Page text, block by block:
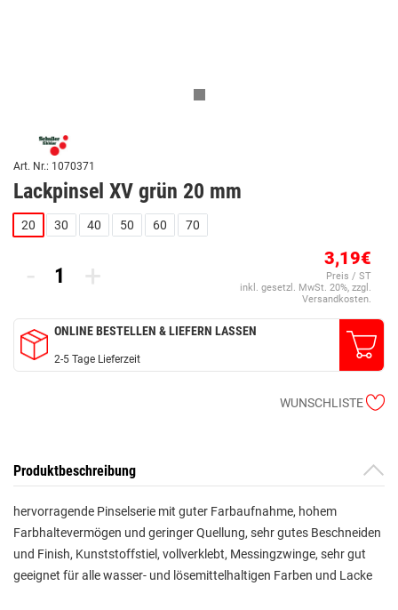
Art. Nr.: 1070371
Lackpinsel XV grün 20 mm
20 30 40 50 60 70
- + 3,19€
Preis / ST
inkl. gesetzl. MwSt. 20%, zzgl.
Versandkosten.
ONLINE BESTELLEN & LIEFERN LASSEN
2-5 Tage Lieferzeit
WUNSCHLISTE
Produktbeschreibung
hervorragende Pinselserie mit guter Farbaufnahme, hohem
Farbhaltevermögen und geringer Quellung, sehr gutes Beschneiden
und Finish, Kunststoffstiel, vollverklebt, Messingzwinge, sehr gut
geeignet für alle wasser- und lösemittelhaltigen Farben und Lacke